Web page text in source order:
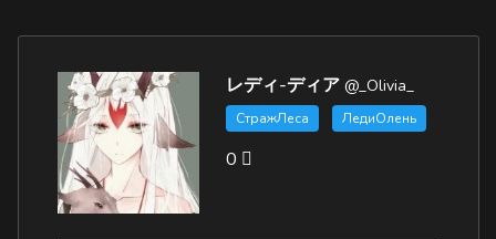
レディ-ディア @_Olivia_
СтражЛеса ЛедиОлень
0